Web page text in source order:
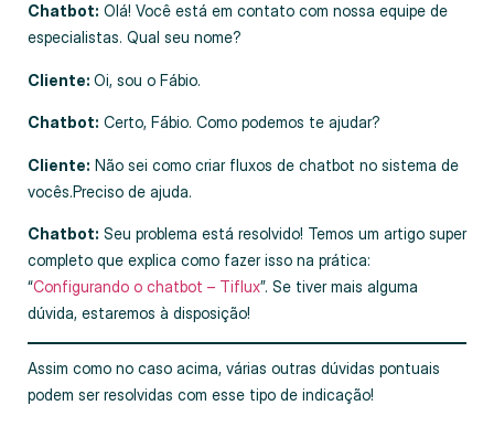
Chatbot: Olá! Você está em contato com nossa equipe de
especialistas. Qual seu nome?
Cliente: Oi, sou o Fábio.
Chatbot: Certo, Fábio. Como podemos te ajudar?
Cliente: Não sei como criar fluxos de chatbot no sistema de
vocês.Preciso de ajuda.
Chatbot: Seu problema está resolvido! Temos um artigo super
completo que explica como fazer isso na prática:
“Configurando o chatbot – Tiflux”. Se tiver mais alguma
dúvida, estaremos à disposição!
Assim como no caso acima, várias outras dúvidas pontuais
podem ser resolvidas com esse tipo de indicação!